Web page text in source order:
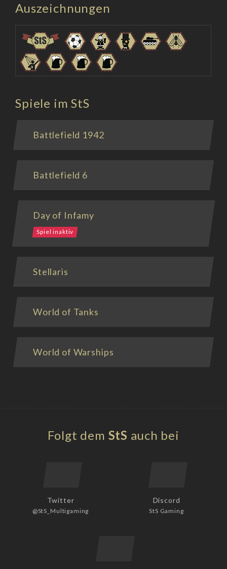
Auszeichnungen
Spiele im StS
Battlefield 1942
Battlefield 6
Day of Infamy
Spiel inaktiv
Stellaris
World of Tanks
World of Warships
Folgt dem StS auch bei
Twitter
@StS_Multigaming
Discord
StS Gaming